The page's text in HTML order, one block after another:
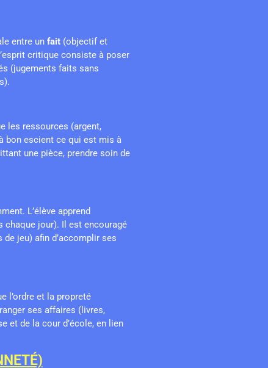
entre un fait(objectif et
critique consiste à poser
(jugements faits sans
les ressources (argent,
bon escient ce qui est mis à
une pièce, prendre soin de
L’élève apprend
chaque jour). Il est encouragé
jeu) afin d’accomplir ses
l’ordre et la propreté
ses affaires (livres,
et de la cour d’école, en lien